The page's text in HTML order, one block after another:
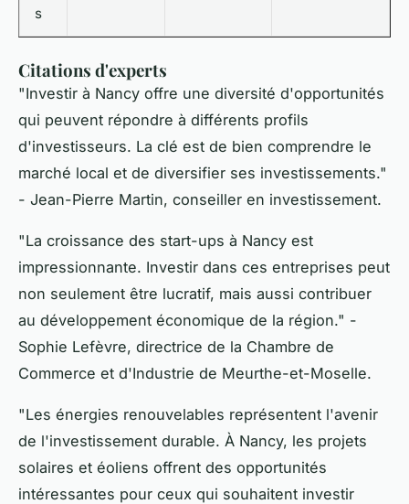
s
Citations d'experts
"Investir à Nancy offre une diversité d'opportunités
qui peuvent répondre à différents profils
d'investisseurs. La clé est de bien comprendre le
marché local et de diversifier ses investissements."
- Jean-Pierre Martin, conseiller en investissement.
"La croissance des start-ups à Nancy est
impressionnante. Investir dans ces entreprises peut
non seulement être lucratif, mais aussi contribuer
au développement économique de la région." -
Sophie Lefèvre, directrice de la Chambre de
Commerce et d'Industrie de Meurthe-et-Moselle.
"Les énergies renouvelables représentent l'avenir
de l'investissement durable. À Nancy, les projets
solaires et éoliens offrent des opportunités
intéressantes pour ceux qui souhaitent investir